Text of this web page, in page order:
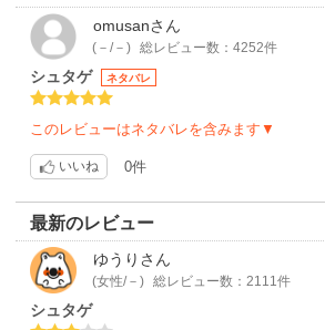
omusanさん
(－/－) 総レビュー数：4252件
シュタゲ ネタバレ
このレビューはネタバレを含みます▼
いいね 0件
最新のレビュー
ゆうり さん
(女性/－) 総レビュー数：2111件
シュタゲ